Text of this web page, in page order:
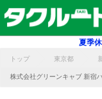
夏季
トップ 東京都
株式会社グリーンキャブ 新宿